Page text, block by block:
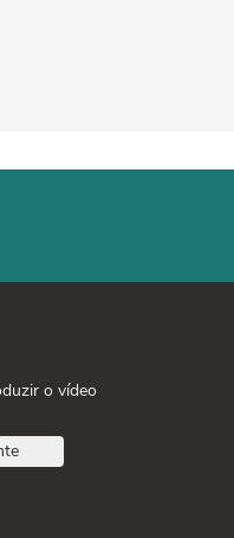
o vídeo